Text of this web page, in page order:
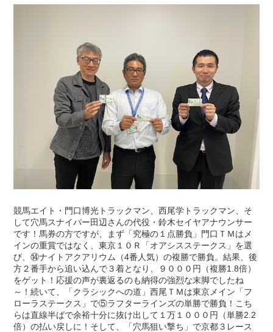
競馬エイト・門口博光トラックマン、西尾学トラックマン、そ
して穴馬スナイパー田辺さんの代役・鈴木セイヤアナウンサー
です！馬券の方ですが、まず「究極の１点勝負」門口ＴＭはメ
インの重賞ではなく、東京１０Ｒ「オアシスステークス」を選
び、⑭ナイトアクアリウム（4番人気）の複勝で勝負。結果、後
方２番手から追い込んで３着となり、９０００円（複勝1.8倍）
をゲット！応援の声が裏返るのも納得の強烈な末脚でしたね
～！続いて、「クラシックへの道」西尾ＴＭは東京メイン「フ
ローラステークス」で⑤ラフターラインズの単勝で勝負！こち
らは直線半ばで余裕十分に抜け出して１万１０００円（単勝2.2
倍）の払い戻しに！そして、「穴馬狙い撃ち」で京都３レース